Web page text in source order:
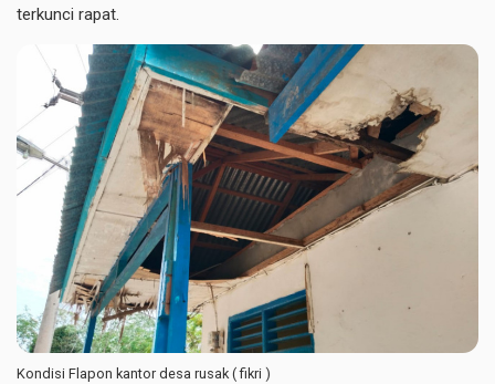
terkunci rapat.
Kondisi Flapon kantor desa rusak ( fikri )